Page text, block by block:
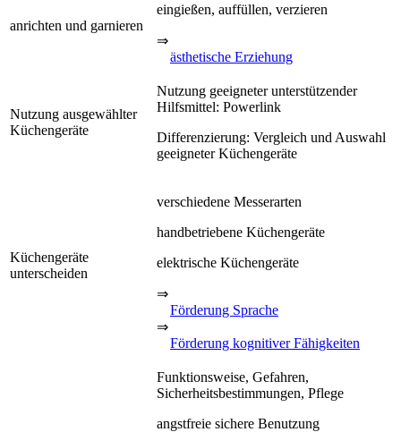
anrichten und garnieren
eingießen, auffüllen, verzieren
⇒
ästhetische Erziehung
Nutzung ausgewählter
Küchengeräte
Nutzung geeigneter unterstützender
Hilfsmittel: Powerlink
Differenzierung: Vergleich und Auswahl
geeigneter Küchengeräte
Küchengeräte
unterscheiden
verschiedene Messerarten
handbetriebene Küchengeräte
elektrische Küchengeräte
⇒
Förderung Sprache
⇒
Förderung kognitiver Fähigkeiten
Funktionsweise, Gefahren,
Sicherheitsbestimmungen, Pflege
angstfreie sichere Benutzung